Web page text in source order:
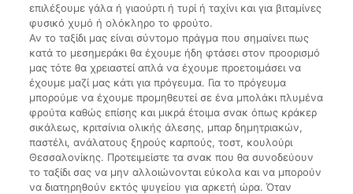
επιλέξουμε γάλα ή γιαούρτι ή τυρί ή ταχίνι και για βιταμίνες
φυσικό χυμό ή ολόκληρο το φρούτο.
Αν το ταξίδι μας είναι σύντομο πράγμα που σημαίνει πως
κατά το μεσημεράκι θα έχουμε ήδη φτάσει στον προορισμό
μας τότε θα χρειαστεί απλά να έχουμε προετοιμάσει να
έχουμε μαζί μας κάτι για πρόγευμα. Για το πρόγευμα
μπορούμε να έχουμε προμηθευτεί σε ένα μπολάκι πλυμένα
φρούτα καθώς επίσης και μικρά έτοιμα σνακ όπως κράκερ
σικάλεως, κριτσίνια ολικής άλεσης, μπαρ δημητριακών,
παστέλι, ανάλατους ξηρούς καρπούς, τοστ, κουλούρι
Θεσσαλονίκης. Προτειμείστε τα σνακ που θα συνοδεύουν
το ταξίδι σας να μην αλλοιώνονται εύκολα και να μπορούν
να διατηρηθούν εκτός ψυγείου για αρκετή ώρα. Όταν